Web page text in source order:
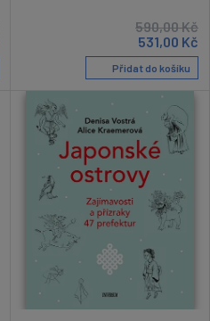
590,00Kč
531,00 Kč
Přidat do košíku